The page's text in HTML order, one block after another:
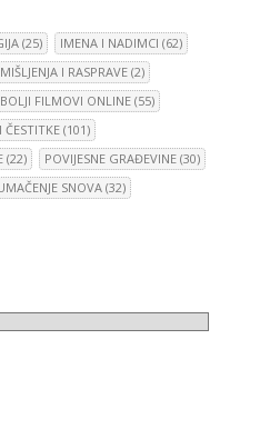
(25) IMENA I NADIMCI (62)
MIŠLJENJA I RASPRAVE (2)
FILMOVI ONLINE (55)
ČESTITKE (101)
(22) POVIJESNE GRAĐEVINE (30)
SNOVA(32)